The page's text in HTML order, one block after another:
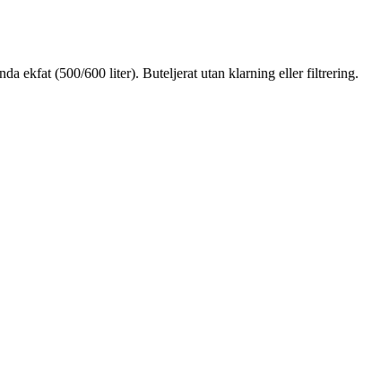
ekfat (500/600 liter). Buteljerat utan klarning eller filtrering.